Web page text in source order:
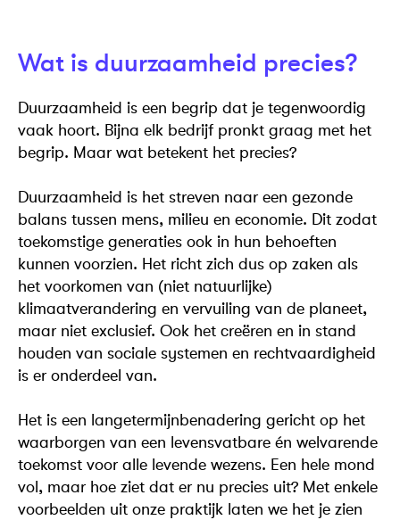
Wat is duurzaamheid precies?
Duurzaamheid is een begrip dat je tegenwoordig
vaak hoort. Bijna elk bedrijf pronkt graag met het
begrip. Maar wat betekent het precies?
Duurzaamheid is het streven naar een gezonde
balans tussen mens, milieu en economie. Dit zodat
toekomstige generaties ook in hun behoeften
kunnen voorzien. Het richt zich dus op zaken als
het voorkomen van (niet natuurlijke)
klimaatverandering en vervuiling van de planeet,
maar niet exclusief. Ook het creëren en in stand
houden van sociale systemen en rechtvaardigheid
is er onderdeel van.
Het is een langetermijnbenadering gericht op het
waarborgen van een levensvatbare én welvarende
toekomst voor alle levende wezens. Een hele mond
vol, maar hoe ziet dat er nu precies uit? Met enkele
voorbeelden uit onze praktijk laten we het je zien